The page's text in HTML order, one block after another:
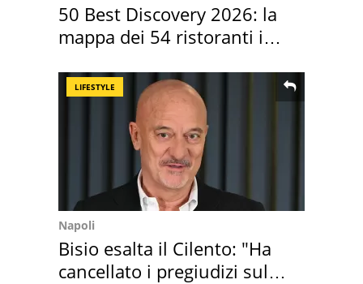
50 Best Discovery 2026: la
mappa dei 54 ristoranti in
LIFESTYLE
Napoli
Bisio esalta il Cilento: "Ha
cancellato i pregiudizi sul